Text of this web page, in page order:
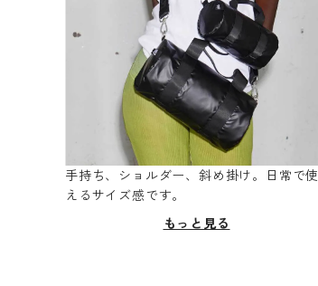
手持ち、ショルダー、斜め掛け。日常で使
えるサイズ感です。
もっと見る